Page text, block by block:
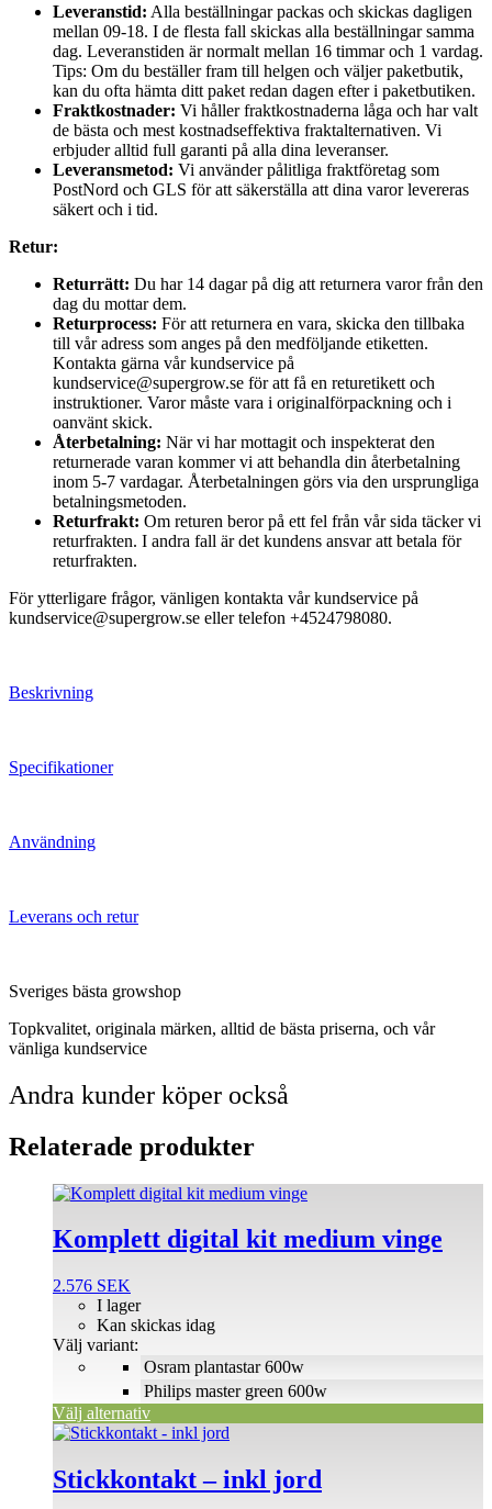
Leveranstid: Alla beställningar packas och skickas dagligen
mellan 09-18. I de flesta fall skickas alla beställningar samma
dag. Leveranstiden är normalt mellan 16 timmar och 1 vardag.
Tips: Om du beställer fram till helgen och väljer paketbutik,
kan du ofta hämta ditt paket redan dagen efter i paketbutiken.
Fraktkostnader: Vi håller fraktkostnaderna låga och har valt
de bästa och mest kostnadseffektiva fraktalternativen. Vi
erbjuder alltid full garanti på alla dina leveranser.
Leveransmetod: Vi använder pålitliga fraktföretag som
PostNord och GLS för att säkerställa att dina varor levereras
säkert och i tid.
Retur:
Returrätt: Du har 14 dagar på dig att returnera varor från den
dag du mottar dem.
Returprocess: För att returnera en vara, skicka den tillbaka
till vår adress som anges på den medföljande etiketten.
Kontakta gärna vår kundservice på
kundservice@supergrow.se för att få en returetikett och
instruktioner. Varor måste vara i originalförpackning och i
oanvänt skick.
Återbetalning: När vi har mottagit och inspekterat den
returnerade varan kommer vi att behandla din återbetalning
inom 5-7 vardagar. Återbetalningen görs via den ursprungliga
betalningsmetoden.
Returfrakt: Om returen beror på ett fel från vår sida täcker vi
returfrakten. I andra fall är det kundens ansvar att betala för
returfrakten.
För ytterligare frågor, vänligen kontakta vår kundservice på
kundservice@supergrow.se eller telefon +4524798080.
Beskrivning
Specifikationer
Användning
Leverans och retur
Sveriges bästa growshop
Topkvalitet, originala märken, alltid de bästa priserna, och vår
vänliga kundservice
Andra kunder köper också
Relaterade produkter
Komplett digital kit medium vinge
2.576 SEK
Osram plantastar 600w
Philips master green 600w
I lager
Kan skickas idag
Välj variant:
Välj alternativ
Den
produkten
har
varianter.
olika
alternativen
på
produktsidan
Stickkontakt – inkl jord